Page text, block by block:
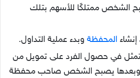
الشخص ممتلكًا للأسهم بتلك
المحفظة وبدء عملية التداول.
تتمثل في حصول الفرد على تمويل من
وبعدها يصبح الشخص صاحب محفظة